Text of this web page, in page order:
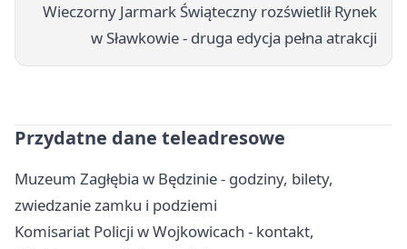
Wieczorny Jarmark Świąteczny rozświetlił Rynek
w Sławkowie - druga edycja pełna atrakcji
Przydatne dane teleadresowe
Muzeum Zagłębia w Będzinie - godziny, bilety,
zwiedzanie zamku i podziemi
Komisariat Policji w Wojkowicach - kontakt,